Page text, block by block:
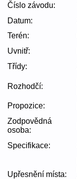
Číslo závodu:
Datum:
Terén:
Uvnitř:
Třídy:
Rozhodčí:
Propozice:
Zodpovědná
osoba:
Specifikace:
Upřesnění místa: